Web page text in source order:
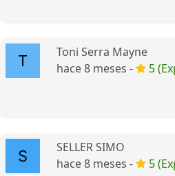
Toni Serra Mayne
hace 8 meses -
5
SELLER SIMO
hace 8 meses -
5